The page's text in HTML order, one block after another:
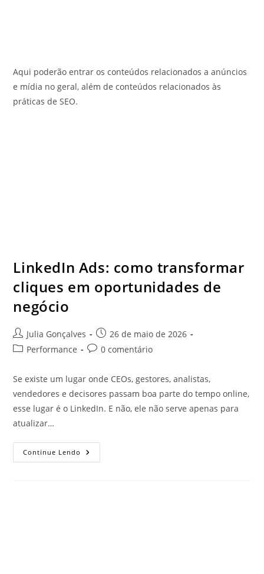
Aqui poderão entrar os conteúdos relacionados a anúncios
e mídia no geral, além de conteúdos relacionados às
práticas de SEO.
LinkedIn Ads: como transformar
cliques em oportunidades de
negócio
Julia Gonçalves
26 de maio de 2026
Performance
0 comentário
Se existe um lugar onde CEOs, gestores, analistas,
vendedores e decisores passam boa parte do tempo online,
esse lugar é o LinkedIn. E não, ele não serve apenas para
atualizar…
Continue Lendo